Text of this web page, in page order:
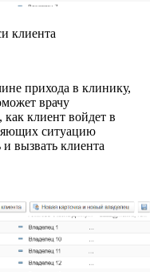
клиента
прихода в клинику,
врачу
клиент войдет в
ситуацию
вызвать клиента